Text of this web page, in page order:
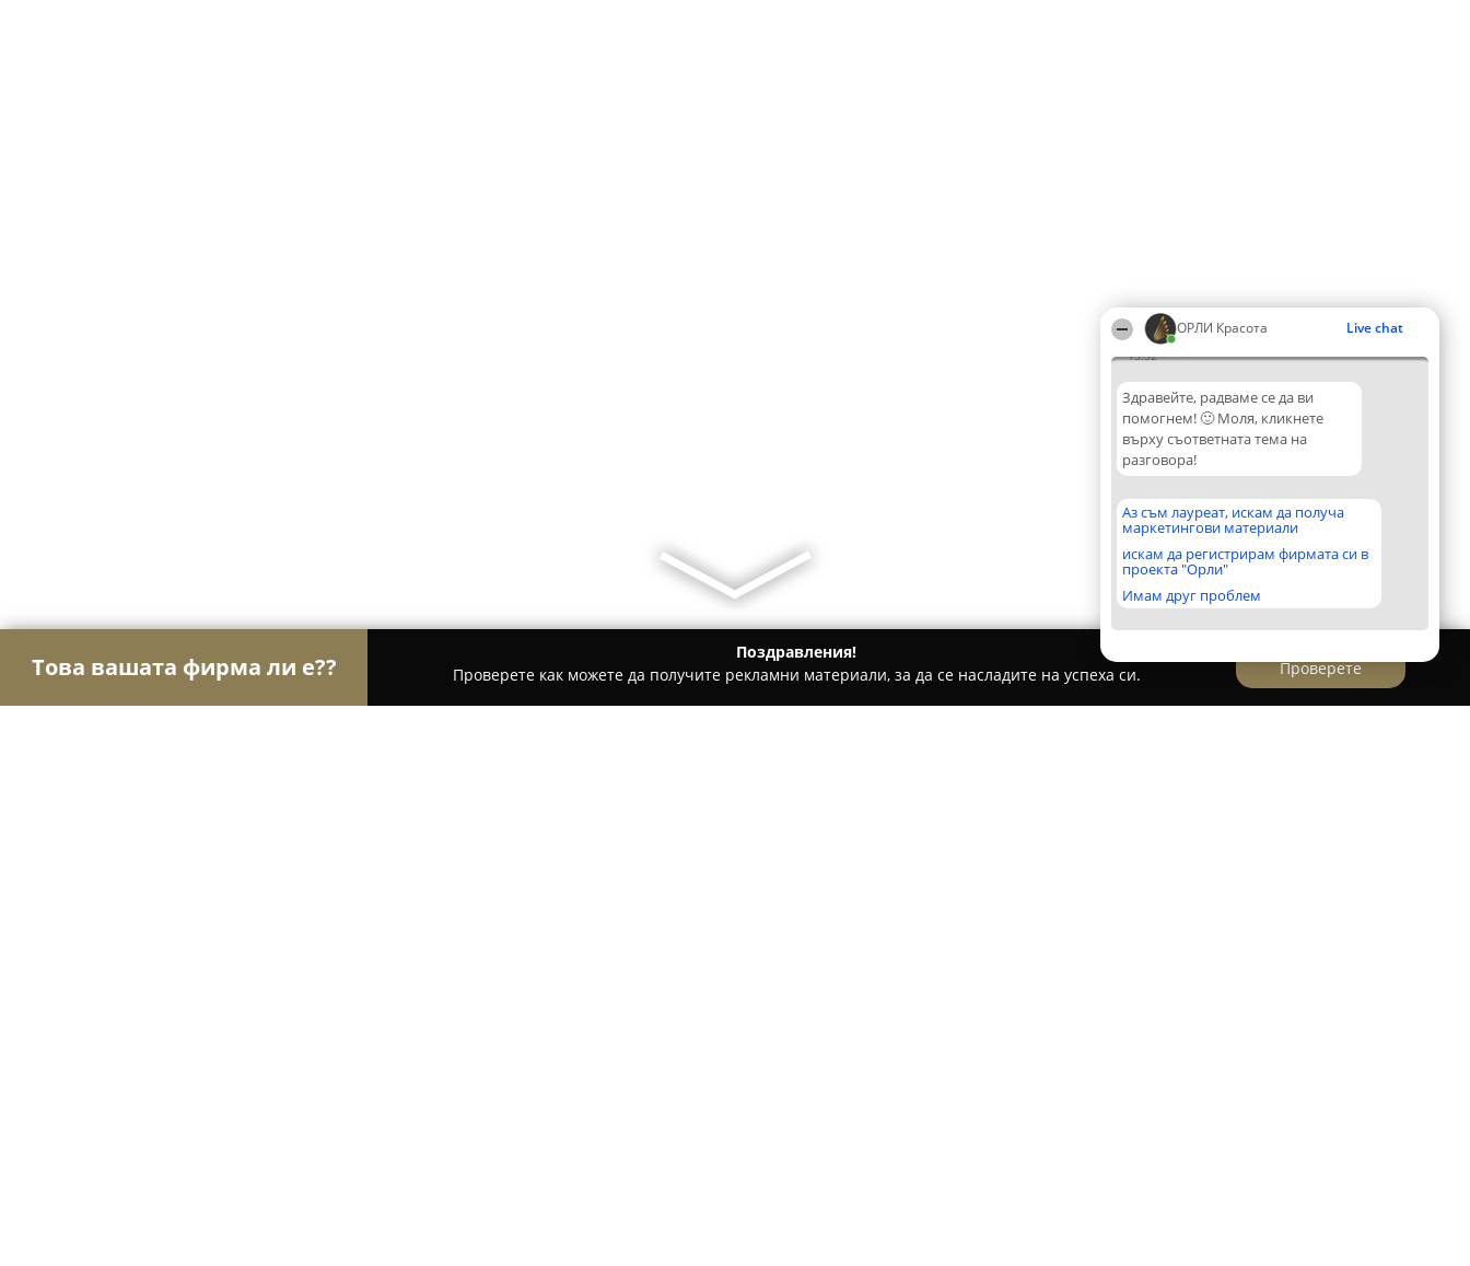
ОРЛИ Красота Live chat
15:32
Здравейте, радваме се да ви
помогнем! 🙂 Моля, кликнете
върху съответната тема на
разговора!
Аз съм лауреат, искам да получа
маркетингови материали
искам да регистрирам фирмата си в
проекта "Орли"
Имам друг проблем
Това вашата фирма ли е??
Поздравления!
Проверете как можете да получите рекламни материали, за да се насладите на успеха си.
Проверете